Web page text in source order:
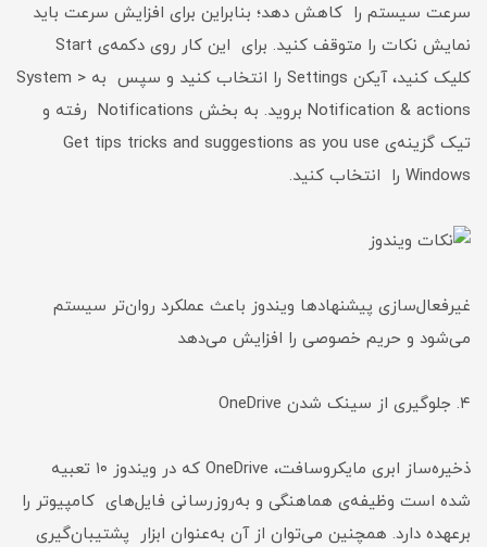
سرعت سیستم را کاهش دهد؛ بنابراین برای افزایش سرعت باید
نمایش نکات را متوقف کنید. برای این کار روی دکمه‌ی Start
کلیک کنید، آیکن Settings را انتخاب کنید و سپس به System >
Notification & actions بروید. به بخش Notifications رفته و
تیک گزینه‌ی Get tips tricks and suggestions as you use
Windows را انتخاب کنید.
غیرفعال‌سازی پیشنهاد‌ها ویندوز باعث عملکرد روان‌تر سیستم
می‌شود و حریم خصوصی را افزایش می‌دهد
۴. جلوگیری از سینک شدن OneDrive
ذخیره‌ساز ابری مایکروسافت، OneDrive که در ویندوز ۱۰ تعبیه
شده است وظیفه‌ی هماهنگی و به‌روزرسانی فایل‌های کامپیوتر را
برعهده دارد. همچنین می‌توان از آن به‌عنوان ابزار پشتیبان‌گیری